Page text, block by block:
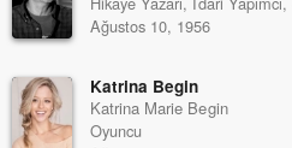
Ağustos 10, 1956
Katrina Begin
Katrina Marie Begin
Oyuncu